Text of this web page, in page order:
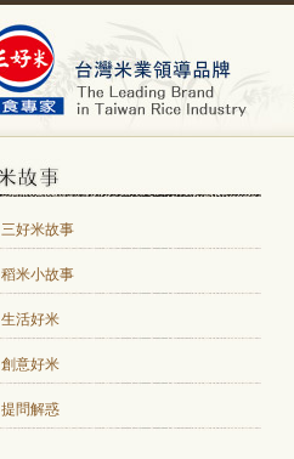
三好米故事
稻米小故事
生活好米
創意好米
提問解惑